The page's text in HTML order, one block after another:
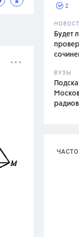
2
Будет
ВУЗЫ